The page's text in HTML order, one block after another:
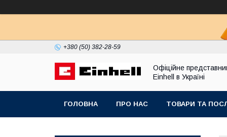
+380 (50) 382-28-59
Офіційне
Einhell в Україні
ГОЛОВНА ПРО НАС ТОВАРИ ТА